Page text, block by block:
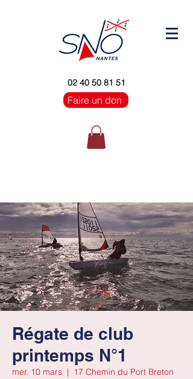
02 40 50 81 51
Faire un don
Régate de club
printemps N°1
mer. 10 mars
  |
17 Chemin du Port Breton